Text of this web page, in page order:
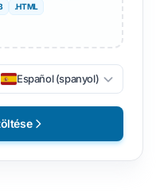
.HTML
Español (spanyol)